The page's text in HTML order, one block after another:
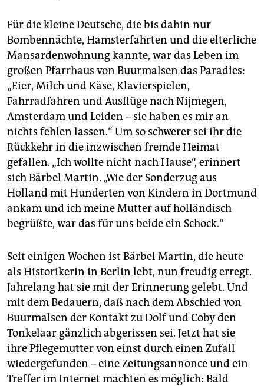
Für die kleine Deutsche, die bis dahin nur
Bombennächte, Hamsterfahrten und die elterliche
Mansardenwohnung kannte, war das Leben im
großen Pfarrhaus von Buurmalsen das Paradies:
„Eier, Milch und Käse, Klavierspielen,
Fahrradfahren und Ausflüge nach Nijmegen,
Amsterdam und Leiden – sie haben es mir an
nichts fehlen lassen.“ Um so schwerer sei ihr die
Rückkehr in die inzwischen fremde Heimat
gefallen. „Ich wollte nicht nach Hause“, erinnert
sich Bärbel Martin. „Wie der Sonderzug aus
Holland mit Hunderten von Kindern in Dortmund
ankam und ich meine Mutter auf holländisch
begrüßte, war das für uns beide ein Schock.“
Seit einigen Wochen ist Bärbel Martin, die heute
als Historikerin in Berlin lebt, nun freudig erregt.
Jahrelang hat sie mit der Erinnerung gelebt. Und
mit dem Bedauern, daß nach dem Abschied von
Buurmalsen der Kontakt zu Dolf und Coby den
Tonkelaar gänzlich abgerissen sei. Jetzt hat sie
ihre Pflegemutter von einst durch einen Zufall
wiedergefunden – eine Zeitungsannonce und ein
Treffer im Internet machten es möglich: Bald